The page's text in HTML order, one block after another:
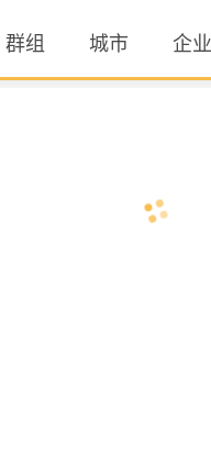
群组 城市 企